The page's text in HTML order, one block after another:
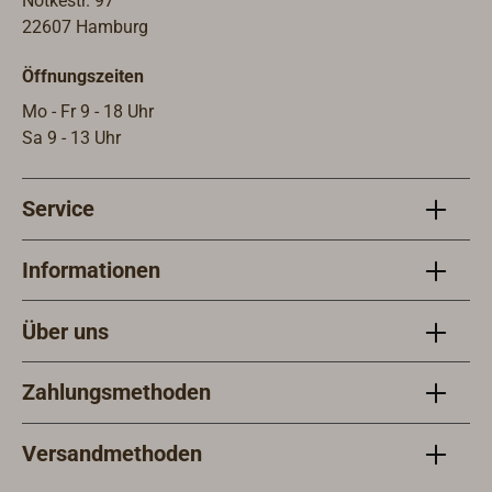
22607 Hamburg
Öffnungszeiten
Mo - Fr 9 - 18 Uhr
Sa 9 - 13 Uhr
Service
Informationen
Über uns
Zahlungsmethoden
Versandmethoden